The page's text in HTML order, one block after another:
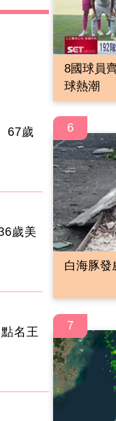
67歲
歲美
名王
8國球員
球熱潮
6
白海豚發
7